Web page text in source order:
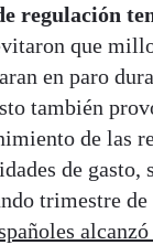
regulación
que
en paro
también
de las
de gasto,
trimestre de